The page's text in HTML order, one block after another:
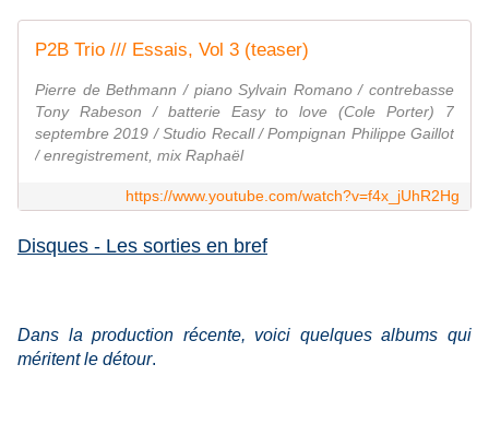
P2B Trio /// Essais, Vol 3 (teaser)
Pierre de Bethmann / piano Sylvain Romano / contrebasse
Tony Rabeson / batterie Easy to love (Cole Porter) 7
septembre 2019 / Studio Recall / Pompignan Philippe Gaillot
/ enregistrement, mix Raphaël
https://www.youtube.com/watch?v=f4x_jUhR2Hg
Disques - Les sorties en bref
Dans la production récente, voici quelques albums qui
méritent le détour.